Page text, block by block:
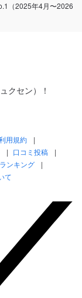
（2025年4月〜2026
クセン）！
用規約
口コミ投稿
ンキング
て